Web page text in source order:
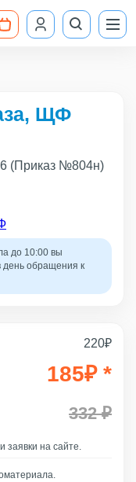
220₽
185₽ *
332 ₽
заявки на сайте.
ЩФ
(Приказ №804н)
до 10:00 вы
день обращения к